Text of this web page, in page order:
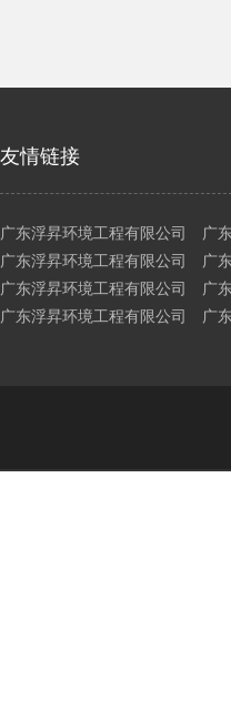
广东浮昇环境工程有限公司 广
广东浮昇环境工程有限公司 广
广东浮昇环境工程有限公司 广
广东浮昇环境工程有限公司 广
友情链接